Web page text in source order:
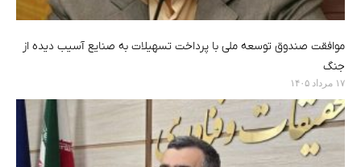
موافقت صندوق توسعه ملی با پرداخت تسهیلات به صنایع آسیب دیده از
جنگ
۱۷ مرداد ۱۴۰۵